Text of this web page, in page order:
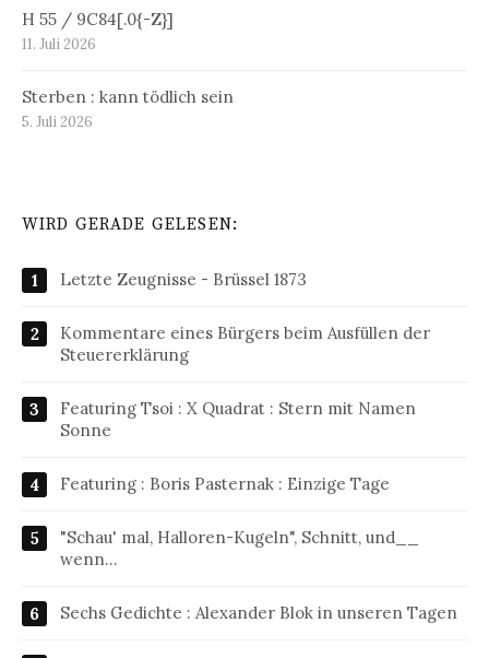
H 55 / 9C84[.0{-Z}]
11. Juli 2026
Sterben : kann tödlich sein
5. Juli 2026
WIRD GERADE GELESEN:
Letzte Zeugnisse - Brüssel 1873
Kommentare eines Bürgers beim Ausfüllen der
Steuererklärung
Featuring Tsoi : X Quadrat : Stern mit Namen
Sonne
Featuring : Boris Pasternak : Einzige Tage
"Schau' mal, Halloren-Kugeln", Schnitt, und__
wenn…
Sechs Gedichte : Alexander Blok in unseren Tagen